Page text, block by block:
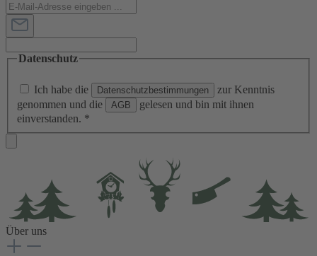
Datenschutz
Ich habe die Datenschutzbestimmungen
zur Kenntnis
genommen und die
AGB
gelesen und bin mit ihnen
einverstanden. *
Über uns